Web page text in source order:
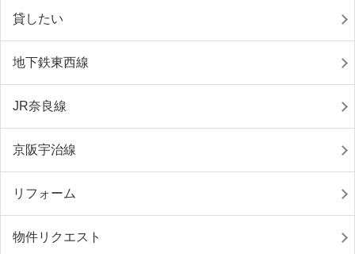
貸したい
地下鉄東西線
JR奈良線
京阪宇治線
リフォーム
物件リクエスト